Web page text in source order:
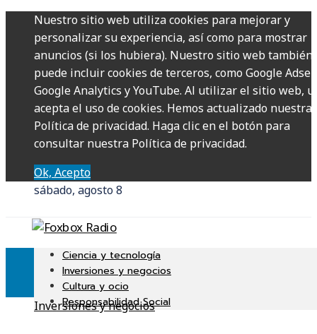
Nuestro sitio web utiliza cookies para mejorar y
personalizar su experiencia, así como para mostrar
anuncios (si los hubiera). Nuestro sitio web también
puede incluir cookies de terceros, como Google
Google Analytics y YouTube. Al utilizar el sitio web,
acepta el uso de cookies. Hemos actualizado nuestra
Política de privacidad. Haga clic en el botón para
consultar nuestra Política de privacidad.
Ok, Acepto
sábado, agosto 8
Ciencia y tecnología
Inversiones y negocios
Cultura y ocio
Responsabilidad Social
Inversiones y negocios